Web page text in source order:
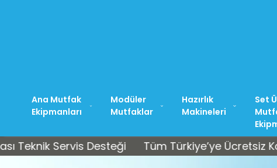
Ana Mutfak
Ekipmanları
Modüler
Mutfaklar
Hazırlık
Makineleri
Set
Servis Desteği Tüm Türkiye’ye Ücretsiz Kargo •